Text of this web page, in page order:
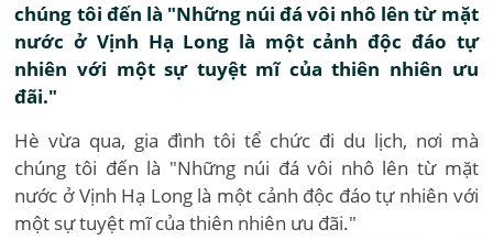
chúng tôi đến là "Những núi đá vôi nhô lên từ mặt
nước ở Vịnh Hạ Long là một cảnh độc đáo tự
nhiên với một sự tuyệt mĩ của thiên nhiên ưu
đãi."
Hè vừa qua, gia đình tôi tể chức đi du lịch, nơi mà
chúng tôi đến là "Những núi đá vôi nhô lên từ mặt
nước ở Vịnh Hạ Long là một cảnh độc đáo tự nhiên với
một sự tuyệt mĩ của thiên nhiên ưu đãi."